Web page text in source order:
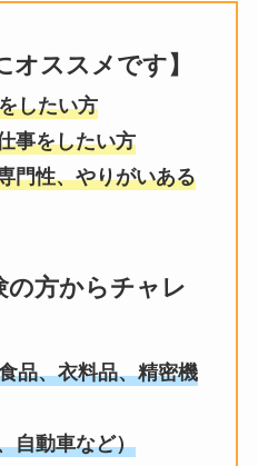
オススメです】
したい方
事をしたい方
門性、やりがいある
の方からチャレ
品、衣料品、精密機
自動車など）